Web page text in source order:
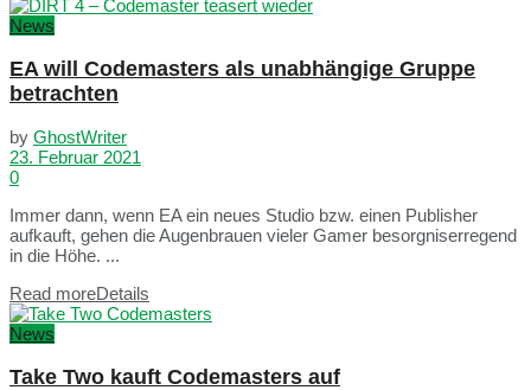
News
EA will Codemasters als unabhängige Gruppe
betrachten
by GhostWriter
23. Februar 2021
0
Immer dann, wenn EA ein neues Studio bzw. einen Publisher
aufkauft, gehen die Augenbrauen vieler Gamer besorgniserregend
in die Höhe. ...
Read moreDetails
News
Take Two kauft Codemasters auf